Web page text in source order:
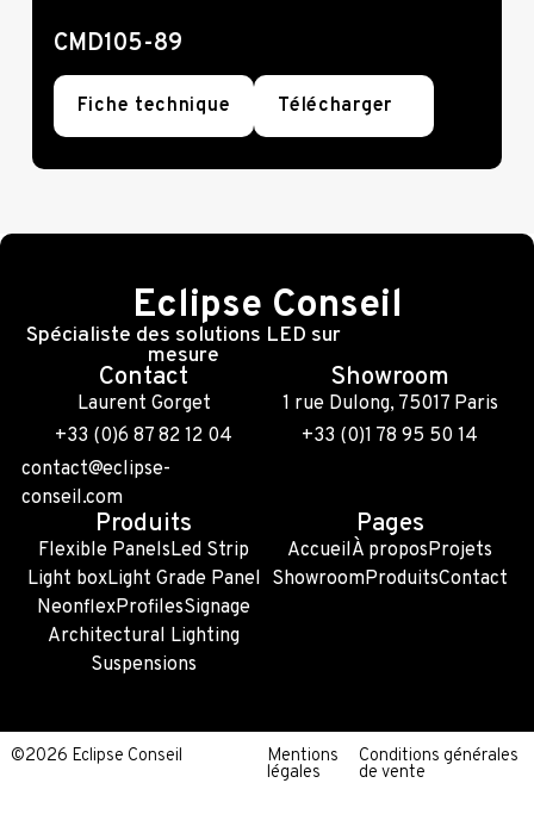
CMD105-89
Fiche technique Télécharger
Eclipse Conseil
Spécialiste des solutions LED sur
mesure
Contact
Laurent Gorget
+33 (0)6 87 82 12 04
contact@eclipse-
conseil.com
Showroom
1 rue Dulong, 75017 Paris
+33 (0)1 78 95 50 14
Produits
Flexible PanelsLed Strip
Light boxLight Grade Panel
NeonflexProfilesSignage
Architectural Lighting
Suspensions
Pages
AccueilÀ proposProjets
ShowroomProduitsContact
©2026 Eclipse Conseil Mentions
légales
Conditions générales
de vente